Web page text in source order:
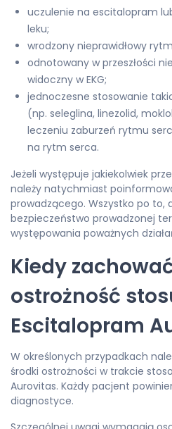
uczulenie na escitalopram
leku;
wrodzony nieprawidłowy
odnotowany w przeszłości
widoczny w EKG;
jednoczesne stosowanie
(np. seleglina, linezolid,
leczeniu zaburzeń rytmu
na rytm serca.
Jeżeli występuje jakiekolwiek
należy natychmiast
prowadzącego. Wszystko po to,
bezpieczeństwo prowadzonej
występowania poważnych
Kiedy
ostrożność
Escitalopram
W określonych przypadkach
środki ostrożności w trakcie
Aurovitas. Każdy pacjent
diagnostyce.